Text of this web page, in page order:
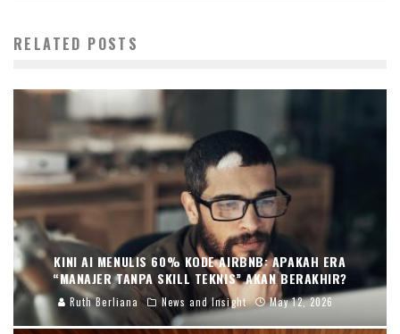
RELATED POSTS
KINI AI MENULIS 60% KODE AIRBNB: APAKAH ERA
“MANAJER TANPA SKILL TEKNIS” AKAN BERAKHIR?
Ruth Berliana News and Insight May 12, 2026